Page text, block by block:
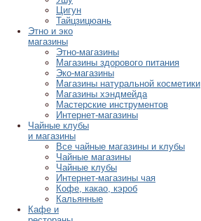
Цигун
Тайцзицюань
Этно и эко
магазины
Этно-магазины
Магазины здорового питания
Эко-магазины
Магазины натуральной косметики
Магазины хэндмейда
Мастерские инструментов
Интернет-магазины
Чайные клубы
и магазины
Все чайные магазины и клубы
Чайные магазины
Чайные клубы
Интернет-магазины чая
Кофе, какао, кэроб
Кальянные
Кафе и